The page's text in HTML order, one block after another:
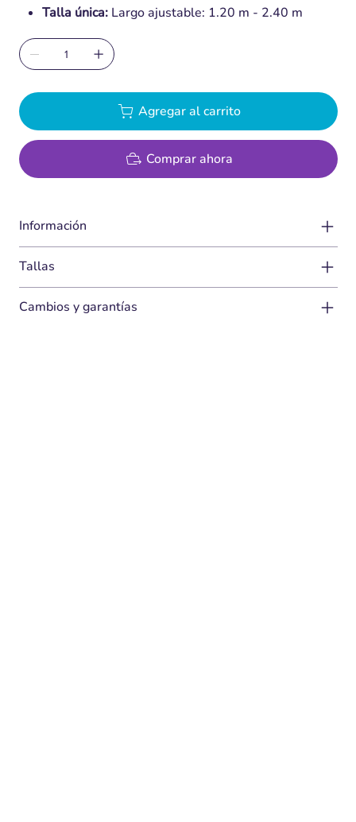
Talla única:Largo ajustable: 1.20 m - 2.40 m
Agregar al carrito
Comprar ahora
Información
Tallas
Cambios y garantías